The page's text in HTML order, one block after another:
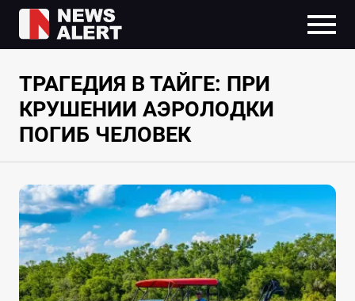
ТРАГЕДИЯ В ТАЙГЕ: ПРИ
КРУШЕНИИ АЭРОЛОДКИ
ПОГИБ ЧЕЛОВЕК